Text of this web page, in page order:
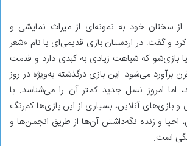
سخنان خود به نمونه‌ای از میراث نمایشی و
و گفت: در اردستان بازی قدیمی‌ای با نام «شعر
بازی‌شو که شباهت زیادی به کبدی دارد و قدمت
برآورد می‌شود. این بازی درگذشته به‌ویژه در روز
اما امروز نسل جدید کمتر آن را می‌شناسد. با
آنلاین، بسیاری از این بازی‌ها کم‌رنگ
و زنده نگه‌داشتن آن‌ها از طریق انجمن‌ها و
است.